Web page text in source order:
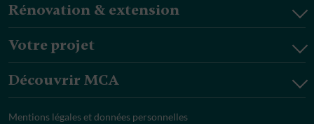
Rénovation & extension
Votre projet
Découvrir MCA
Mentions légales et données personnelles